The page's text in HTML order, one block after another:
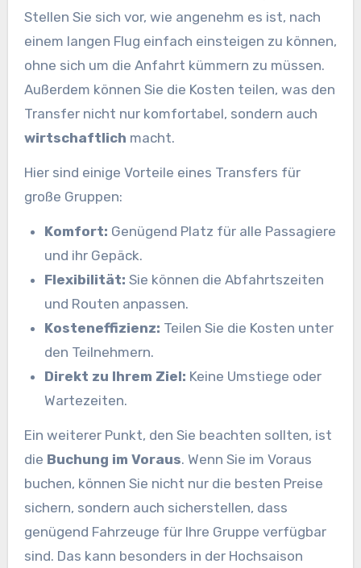
Stellen Sie sich vor, wie angenehm es ist, nach
einem langen Flug einfach einsteigen zu können,
ohne sich um die Anfahrt kümmern zu müssen.
Außerdem können Sie die Kosten teilen, was den
Transfer nicht nur komfortabel, sondern auch
wirtschaftlich macht.
Hier sind einige Vorteile eines Transfers für
große Gruppen:
Komfort: Genügend Platz für alle Passagiere
und ihr Gepäck.
Flexibilität: Sie können die Abfahrtszeiten
und Routen anpassen.
Kosteneffizienz: Teilen Sie die Kosten unter
den Teilnehmern.
Direkt zu Ihrem Ziel: Keine Umstiege oder
Wartezeiten.
Ein weiterer Punkt, den Sie beachten sollten, ist
die Buchung im Voraus. Wenn Sie im Voraus
buchen, können Sie nicht nur die besten Preise
sichern, sondern auch sicherstellen, dass
genügend Fahrzeuge für Ihre Gruppe verfügbar
sind. Das kann besonders in der Hochsaison